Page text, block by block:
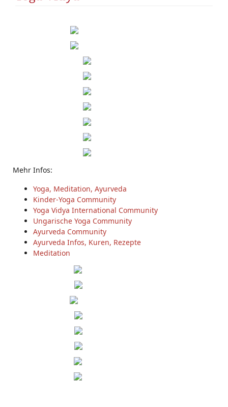
Mehr Infos:
Yoga, Meditation, Ayurveda
Kinder-Yoga Community
Yoga Vidya International Community
Ungarische Yoga Community
Ayurveda Community
Ayurveda Infos, Kuren, Rezepte
Meditation